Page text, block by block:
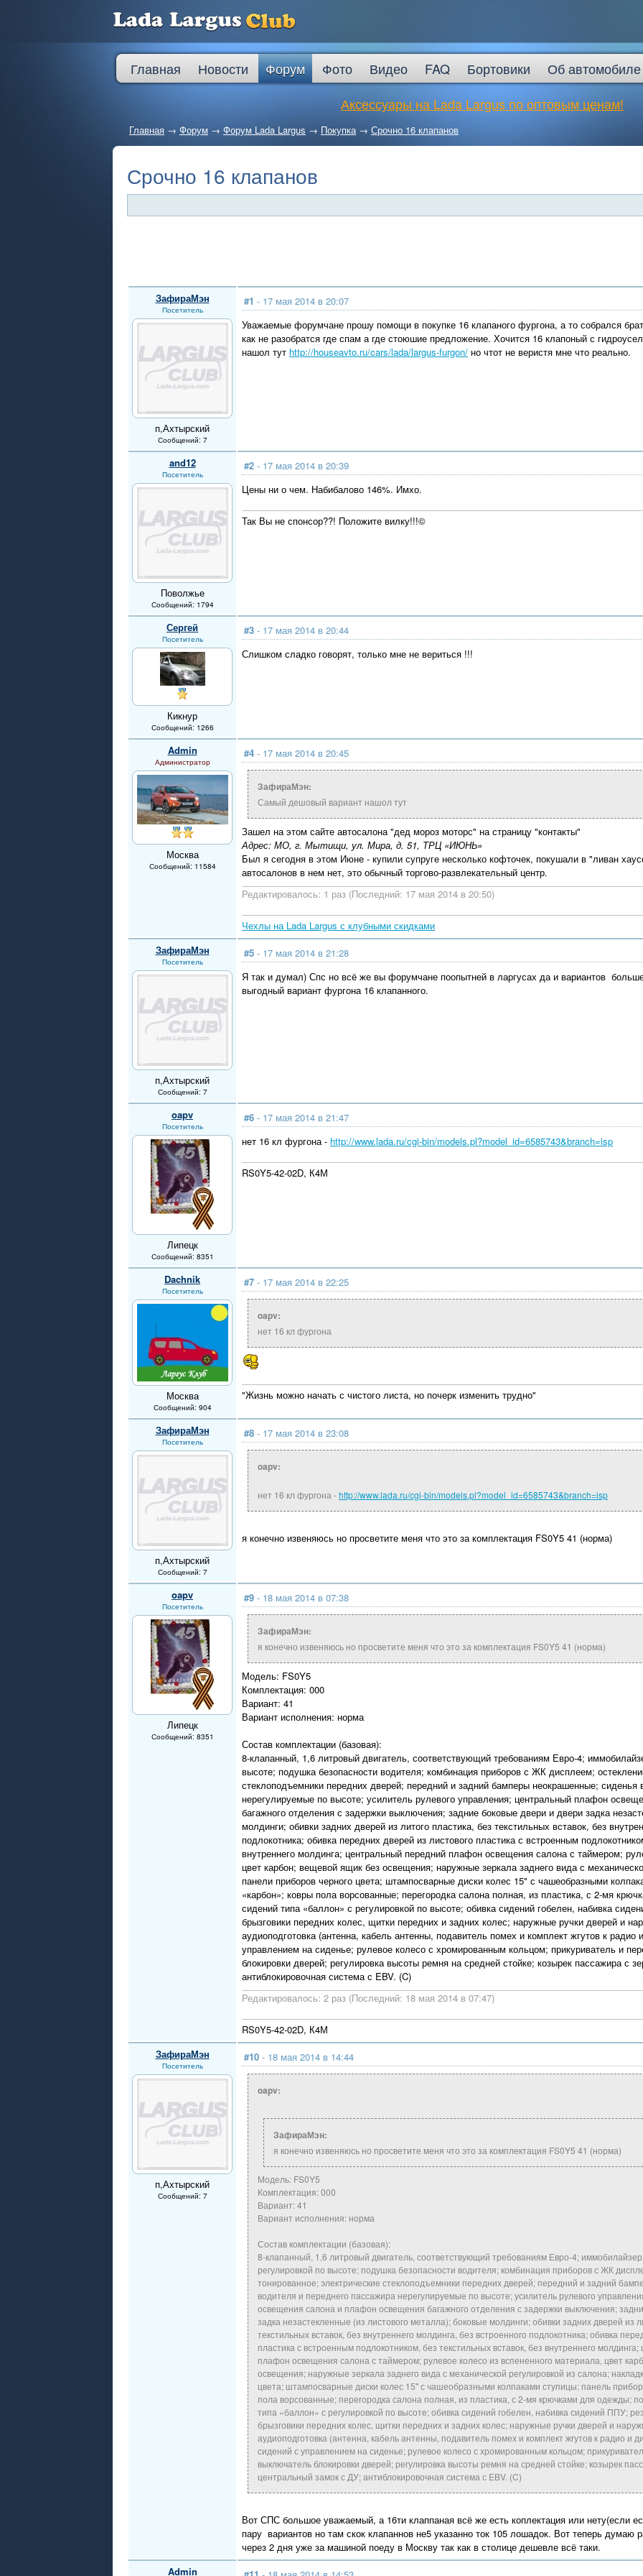
Главная Новости Форум Фото Видео FAQ Бортовики
Об автомобиле
Аксессуары на Lada Largus по оптовым ценам!
Главная → Форум → Форум Lada Largus → Покупка→ Срочно 16 клапанов
Срочно 16 клапанов
ЗафираМэн
Посетитель
п,Ахтырский
Сообщений: 7
#1 - 17 мая 2014 в 20:07
Уважаемые форумчане прошу помощи в покупке 16 клапаного фургона, а то собрался
как не разобратся где спам а где стоюшие предложение. Хочится 16 клапоный с
нашол тут http://houseavto.ru/cars/lada/largus-furgon/ но чтот не веристя мне что реально.
and12
Посетитель
Поволжье
Сообщений: 1794
#2 - 17 мая 2014 в 20:39
Цены ни о чем. Набибалово 146%. Имхо.
Так Вы не спонсор??! Положите вилку!!!©
Сергей
Посетитель
Кикнур
Сообщений: 1266
#3 - 17 мая 2014 в 20:44
Слишком сладко говорят, только мне не вериться !!!
Admin
Администратор
Москва
Сообщений: 11584
#4 - 17 мая 2014 в 20:45
ЗафираМэн:
Самый дешовый вариант нашол тут
Зашел на этом сайте автосалона "дед мороз моторс" на страницу "контакты"
Адрес: МО, г. Мытищи, ул. Мира, д. 51, ТРЦ «ИЮНЬ»
Был я сегодня в этом Июне - купили супруге несколько кофточек, покушали в "ливан
автосалонов в нем нет, это обычный торгово-развлекательный центр.
Редактировалось: 1 раз (Последний: 17 мая 2014 в 20:50)
Чехлы на Lada Largus с клубными скидками
ЗафираМэн
Посетитель
п,Ахтырский
Сообщений: 7
#5 - 17 мая 2014 в 21:28
Я так и думал) Спс но всё же вы форумчане поопытней в ларгусах да и вариантов
выгодный вариант фургона 16 клапанного.
oapv
Посетитель
Липецк
Сообщений: 8351
#6 - 17 мая 2014 в 21:47
нет 16 кл фургона - http://www.lada.ru/cgi-bin/models.pl?model_id=6585743&branch=isp
RS0Y5-42-02D, К4М
Dachnik
Посетитель
Москва
Сообщений: 904
#7 - 17 мая 2014 в 22:25
oapv:
нет 16 кл фургона
"Жизнь можно начать с чистого листа, но почерк изменить трудно"
ЗафираМэн
Посетитель
п,Ахтырский
Сообщений: 7
#8 - 17 мая 2014 в 23:08
oapv:
нет 16 кл фургона -http://www.lada.ru/cgi-bin/models.pl?model_id=6585743&branch=isp
я конечно извеняюсь но просветите меня что это за комплектация FS0Y5 41 (норма)
oapv
Посетитель
Липецк
Сообщений: 8351
#9 - 18 мая 2014 в 07:38
ЗафираМэн:
я конечно извеняюсь но просветите меня что это за комплектация FS0Y5 41 (норма)
Модель: FS0Y5
Комплектация: 000
Вариант: 41
Вариант исполнения: норма
Состав комплектации (базовая):
8-клапанный, 1,6 литровый двигатель, соответствующий требованиям Евро-4;
высоте; подушка безопасности водителя; комбинация приборов с ЖК дисплеем;
стеклоподъемники передних дверей; передний и задний бамперы неокрашенные; сиденья
нерегулируемые по высоте; усилитель рулевого управления; центральный плафон
багажного отделения с задержки выключения; задние боковые двери и двери задка
молдинги; обивки задних дверей из литого пластика, без текстильных вставок, без
подлокотника; обивка передних дверей из листового пластика с встроенным
внутреннего молдинга; центральный передний плафон освещения салона с таймером;
цвет карбон; вещевой ящик без освещения; наружные зеркала заднего вида с
панели приборов черного цвета; штампосварные диски колес 15" с чашеобразными
«карбон»; ковры пола ворсованные; перегородка салона полная, из пластика, с 2-мя
сидений типа «баллон» с регулировкой по высоте; обивка сидений гобелен, набивка
брызговики передних колес, щитки передних и задних колес; наружные ручки дверей и
аудиоподготовка (антенна, кабель антенны, подавитель помех и комплект жгутов к
управлением на сиденье; рулевое колесо с хромированным кольцом; прикуриватель и
блокировки дверей; регулировка высоты ремня на средней стойке; козырек пассажира с
антиблокировочная система с EBV. (C)
Редактировалось: 2 раз (Последний: 18 мая 2014 в 07:47)
RS0Y5-42-02D, К4М
ЗафираМэн
Посетитель
п,Ахтырский
Сообщений: 7
#10 - 18 мая 2014 в 14:44
oapv:
ЗафираМэн:
я конечно извеняюсь но просветите меня что это за комплектация FS0Y5 41 (норма)
Модель: FS0Y5
Комплектация: 000
Вариант: 41
Вариант исполнения: норма
Состав комплектации (базовая):
8-клапанный, 1,6 литровый двигатель, соответствующий требованиям Евро-4;
регулировкой по высоте; подушка безопасности водителя; комбинация приборов с ЖК
тонированное; электрические стеклоподъемники передних дверей; передний и задний
водителя и переднего пассажира нерегулируемые по высоте; усилитель рулевого
освещения салона и плафон освещения багажного отделения с задержки выключения;
задка незастекленные (из листового металла); боковые молдинги; обивки задних дверей из
текстильных вставок, без внутреннего молдинга, без встроенного подлокотника; обивка
пластика с встроенным подлокотником, без текстильных вставок, без внутреннего
плафон освещения салона с таймером; рулевое колесо из вспененного материала, цвет
освещения; наружные зеркала заднего вида с механической регулировкой из салона;
цвета; штампосварные диски колес 15" с чашеобразными колпаками ступицы; панель
пола ворсованные; перегородка салона полная, из пластика, с 2-мя крючками для одежды;
типа «баллон» с регулировкой по высоте; обивка сидений гобелен, набивка сидений ППУ;
брызговики передних колес, щитки передних и задних колес; наружные ручки дверей и
аудиоподготовка (антенна, кабель антенны, подавитель помех и комплект жгутов к радио и
сидений с управлением на сиденье; рулевое колесо с хромированным кольцом;
выключатель блокировки дверей; регулировка высоты ремня на средней стойке; козырек
центральный замок с ДУ; антиблокировочная система с EBV. (C)
Вот СПС большое уважаемый, а 16ти клаппаная всё же есть коплектация или нету(если
пару вариантов но там скок клапаннов не5 указанно ток 105 лошадок. Вот теперь думаю
через 2 дня уже за машиной поеду в Москву так как в столице дешевле всё таки.
Admin